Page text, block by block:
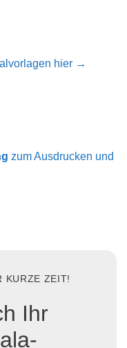
hier →
zum Ausdrucken und
KURZE ZEIT!
Ihr